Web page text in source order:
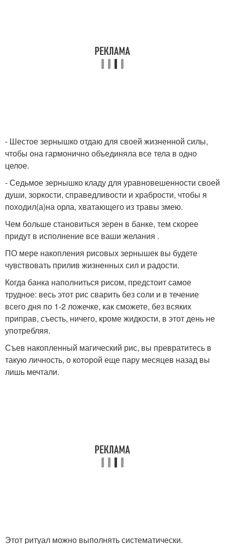
- Шестое зернышко отдаю для своей жизненной силы,
чтобы она гармонично объединяла все тела в одно
целое.
- Седьмое зернышко кладу для уравновешенности своей
души, зоркости, справедливости и храбрости, чтобы я
походил(а)на орла, хватающего из травы змею.
Чем больше становиться зерен в банке, тем скорее
придут в исполнение все ваши желания .
ПО мере накопления рисовых зернышек вы будете
чувствовать прилив жизненных сил и радости.
Когда банка наполниться рисом, предстоит самое
трудное: весь этот рис сварить без соли и в течение
всего дня по 1-2 ложечке, как сможете, без всяких
приправ, съесть, ничего, кроме жидкости, в этот день не
употребляя.
Съев накопленный магический рис, вы превратитесь в
такую личность, о которой еще пару месяцев назад вы
лишь мечтали.
Этот ритуал можно выполнять систематически.